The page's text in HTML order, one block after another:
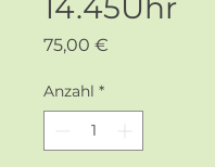
14.45Uhr
75,00 €
Anzahl *